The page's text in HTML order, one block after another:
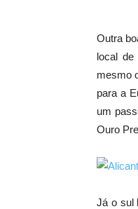
Outra
local de
mesmo
para a
um
Ouro
Já o sul